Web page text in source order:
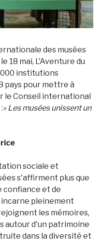
des musées
18 mai, L'Aventure du
000 institutions
pays pour mettre à
le Conseil international
« Les musées unissent un
sociale et
s'affirment plus que
confiance et de
incarne pleinement
les mémoires,
autour d'un patrimoine
dans la diversité et